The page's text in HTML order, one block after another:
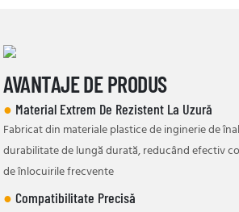
AVANTAJE DE PRODUS
● Material Extrem De Rezistent La Uzură
Fabricat din materiale plastice de inginerie de
durabilitate de lungă durată, reducând efectiv
de înlocuirile frecvente
●Compatibilitate Precisă